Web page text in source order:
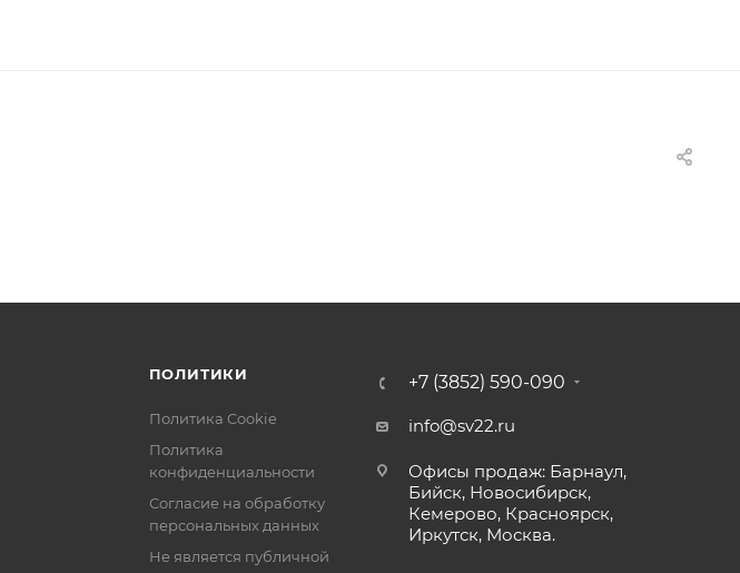
ПОЛИТИКИ
Политика Cookie
Политика
конфиденциальности
Согласие на обработку
персональных данных
Не является публичной
+7 (3852) 590-090
info@sv22.ru
Офисы продаж: Барнаул,
Бийск, Новосибирск,
Кемерово, Красноярск,
Иркутск, Москва.